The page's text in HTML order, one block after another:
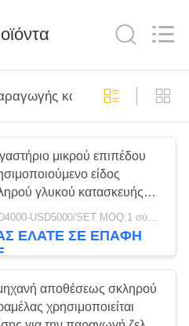
5
καραμελών
μικρού επιπέδου
είδος
γλυκού κατασκευής
κόπτης κυλίνδρων
σχηματισμού γλυκών
ΕΛΆΤΕ ΣΕ ΕΠΑΦΉ
αποθέσεως σκληρού
χρησιμοποιείται